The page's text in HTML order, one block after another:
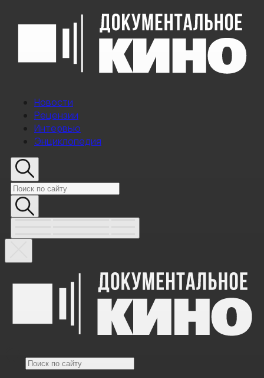
Новости
Рецензии
Интервью
Энциклопедия